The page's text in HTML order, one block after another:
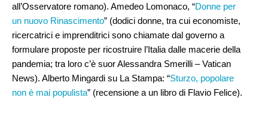
all’Osservatore romano). Amedeo Lomonaco, “Donne per
un nuovo Rinascimento” (dodici donne, tra cui economiste,
ricercatrici e imprenditrici sono chiamate dal governo a
formulare proposte per ricostruire l’Italia dalle macerie della
pandemia; tra loro c’è suor Alessandra Smerilli – Vatican
News). Alberto Mingardi su La Stampa: “Sturzo, popolare
non è mai populista” (recensione a un libro di Flavio Felice).